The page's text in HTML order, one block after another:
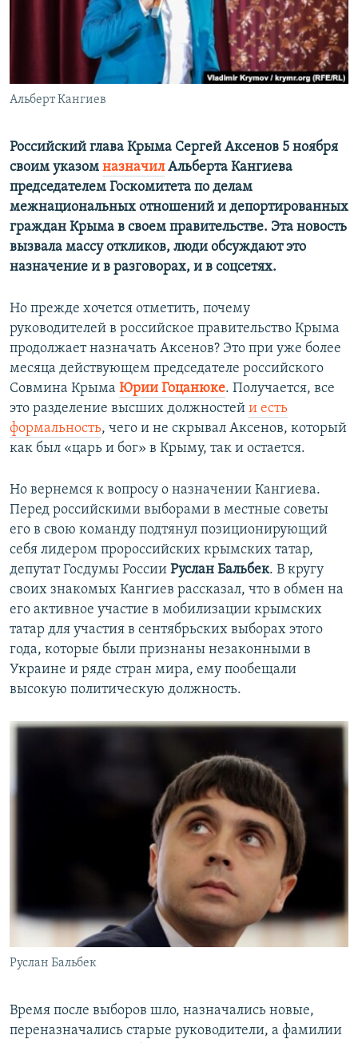
ПОБЕДИТЕЛЕЙ НЕ СУДЯТ?
КРЫМ.НЕПОКОРЕННЫЙ
УКРАИНСКАЯ ПРОБЛЕМА КРЫМА
ПРИСОЕДИНЯЙТЕСЬ!
Альберт Кангиев
Российский глава Крыма Сергей Аксенов 5 ноября
своим указом назначилАльберта Кангиева
председателем Госкомитета по делам
межнациональных отношений и депортированных
граждан Крыма в своем правительстве. Эта новость
вызвала массу откликов, люди обсуждают это
назначение и в разговорах, и в соцсетях.
Но прежде хочется отметить, почему
руководителей в российское правительство Крыма
продолжает назначать Аксенов? Это при уже более
месяца действующем председателе российского
Совмина Крыма Юрии Гоцанюке. Получается, все
это разделение высших должностей и есть
формальность, чего и не скрывал Аксенов, который
как был «царь и бог» в Крыму, так и остается.
Но вернемся к вопросу о назначении Кангиева.
Перед российскими выборами в местные советы
его в свою команду подтянул позиционирующий
себя лидером пророссийских крымских татар,
депутат Госдумы России Руслан Бальбек. В кругу
своих знакомых Кангиев рассказал, что в обмен на
его активное участие в мобилизации крымских
татар для участия в сентябрьских выборах этого
года, которые были признаны незаконными в
Украине и ряде стран мира, ему пообещали
высокую политическую должность.
Руслан Бальбек
Время после выборов шло, назначались новые,
переназначались старые руководители, а фамилии